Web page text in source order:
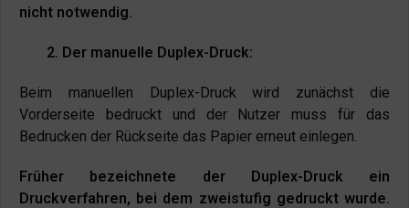
nicht notwendig.
2. Der manuelle Duplex-Druck:
Beim manuellen Duplex-Druck wird zunächst die
Vorderseite bedruckt und der Nutzer muss für das
Bedrucken der Rückseite das Papier erneut einlegen.
Früher bezeichnete der Duplex-Druck ein
Druckverfahren, bei dem zweistufig gedruckt wurde.